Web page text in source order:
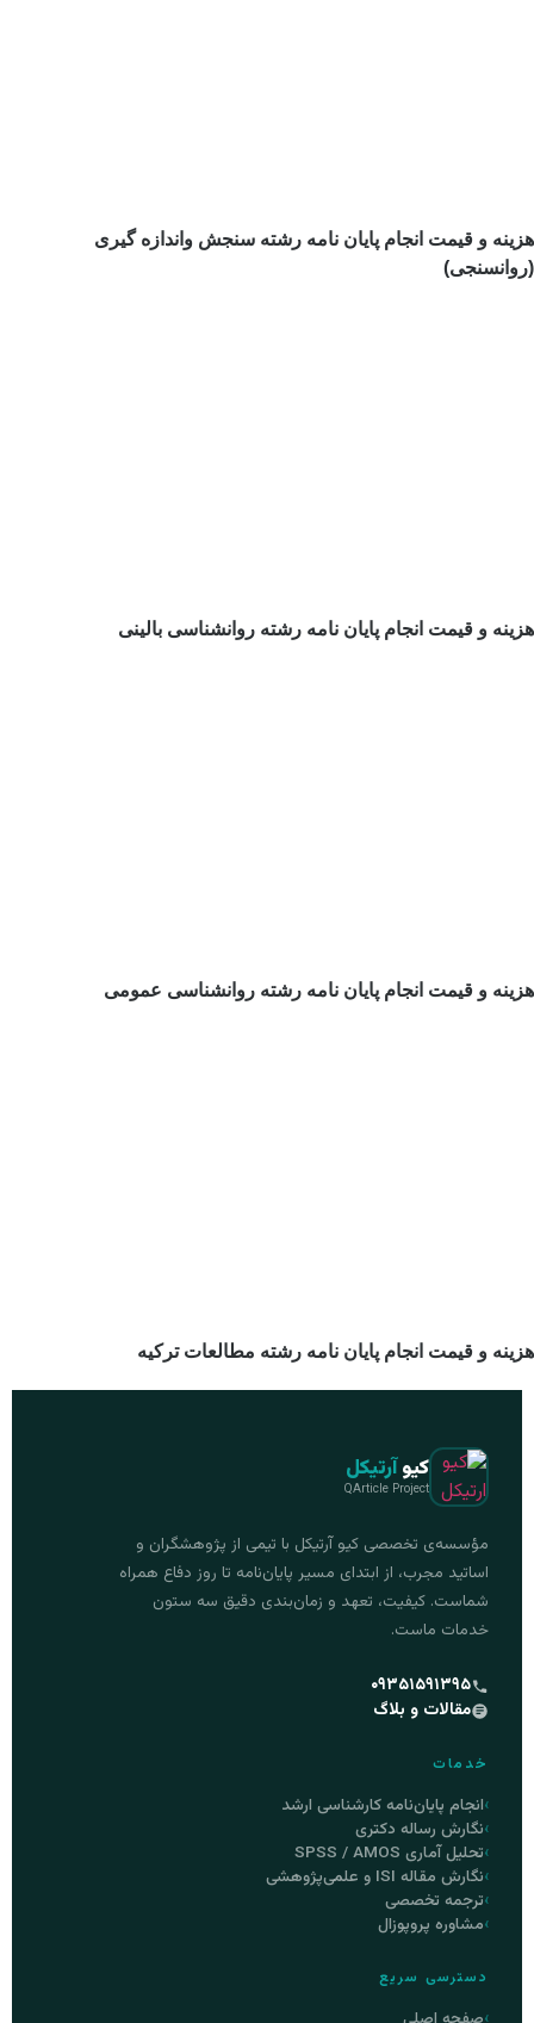
هزینه و قیمت انجام پایان نامه رشته سنجش واندازه گیری
(روانسنجی)
هزینه و قیمت انجام پایان نامه رشته روانشناسی بالینی
هزینه و قیمت انجام پایان نامه رشته روانشناسی عمومی
هزینه و قیمت انجام پایان نامه رشته مطالعات ترکیه
کیوآرتیکل
QArticle Project
مؤسسه‌ی تخصصی کیو آرتیکل با تیمی از پژوهشگران و
اساتید مجرب، از ابتدای مسیر پایان‌نامه تا روز دفاع همراه
شماست. کیفیت، تعهد و زمان‌بندی دقیق سه ستون
خدمات ماست.
۰۹۳۵۱۵۹۱۳۹۵
مقالات و بلاگ
خدمات
انجام پایان‌نامه کارشناسی ارشد
نگارش رساله دکتری
تحلیل آماری SPSS / AMOS
نگارش مقاله ISI و علمی‌پژوهشی
ترجمه تخصصی
مشاوره پروپوزال
دسترسی سریع